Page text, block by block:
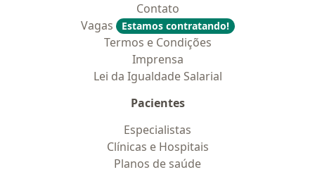
Contato
Vagas
Estamos contratando!
Termos e Condições
Imprensa
Lei da Igualdade Salarial
Pacientes
Especialistas
Clínicas e Hospitais
Planos de saúde